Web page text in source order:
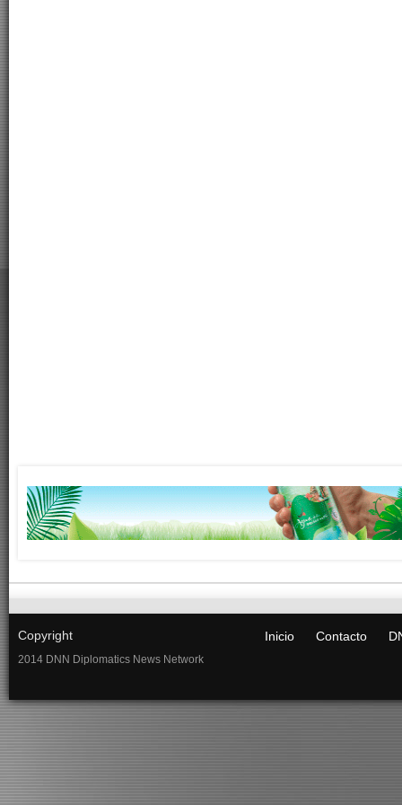
Copyright
2014 DNN Diplomatics News Network
Inicio Contacto